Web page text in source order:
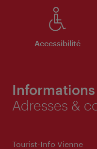
Accessibilité
Adresses &
Tourist-Info Vienne